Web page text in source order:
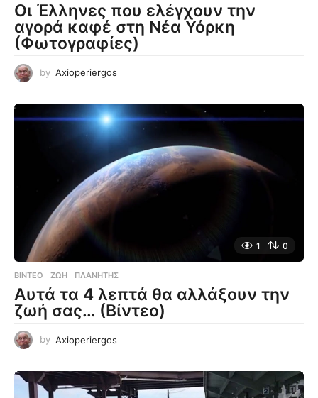
Οι Έλληνες που ελέγχουν την
αγορά καφέ στη Νέα Υόρκη
(Φωτογραφίες)
by Axioperiergos
1 0
ΒΊΝΤΕΟ ΖΩΉ ,ΠΛΑΝΉΤΗΣ
Αυτά τα 4 λεπτά θα αλλάξουν την
ζωή σας… (Βίντεο)
by Axioperiergos